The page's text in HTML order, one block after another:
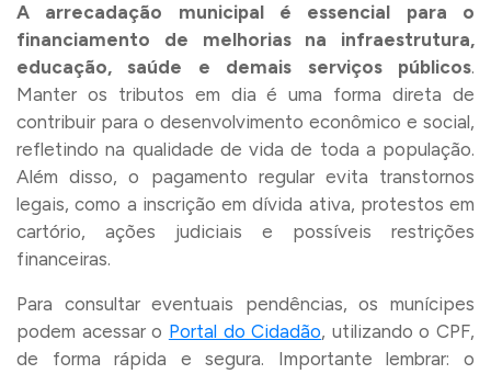
A arrecadação municipal é essencial para o
financiamento de melhorias na infraestrutura,
educação, saúde e demais serviços públicos.
Manter os tributos em dia é uma forma direta de
contribuir para o desenvolvimento econômico e social,
refletindo na qualidade de vida de toda a população.
Além disso, o pagamento regular evita transtornos
legais, como a inscrição em dívida ativa, protestos em
cartório, ações judiciais e possíveis restrições
financeiras.
Para consultar eventuais pendências, os munícipes
podem acessar o Portal do Cidadão, utilizando o CPF,
de forma rápida e segura. Importante lembrar: o